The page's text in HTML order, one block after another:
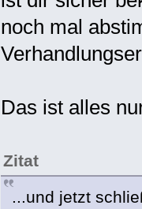
noch mal
Das ist alles
Zitat
...und jetzt